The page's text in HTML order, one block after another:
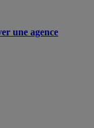
une agence